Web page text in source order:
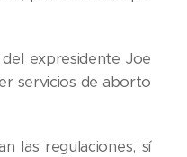
expresidente Joe
servicios de aborto
las regulaciones, sí